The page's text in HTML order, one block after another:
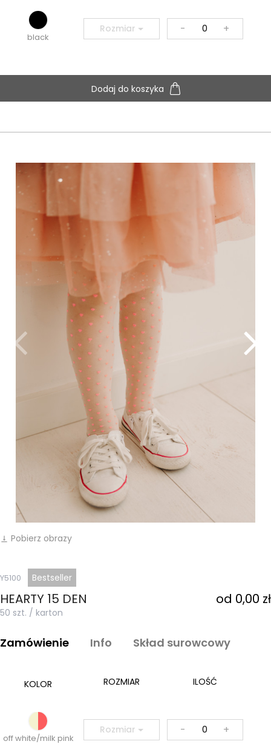
black
Rozmiar - +
Dodaj do koszyka
vertical_align_bottom Pobierz obrazy
Y5100 Bestseller
HEARTY 15 DEN od 0,00 zł
50 szt. / karton
Zamówienie Info Skład surowcowy
KOLOR ROZMIAR ILOŚĆ
off white/milk pink
Rozmiar - +